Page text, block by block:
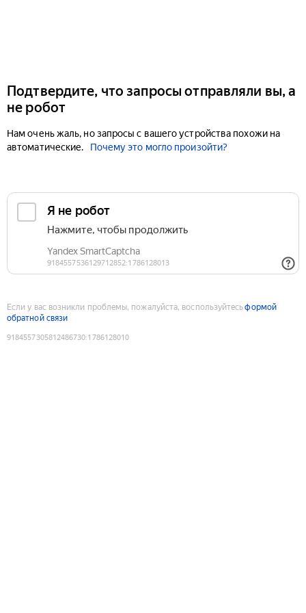
Подтвердите, что запросы отправляли вы, а
не робот
Нам очень жаль, но запросы с вашего устройства похожи на
автоматические.
Почему это могло произойти?
Если у вас возникли проблемы, пожалуйста, воспользуйтесьформой
обратной связи
9184557305812486730:1786128010